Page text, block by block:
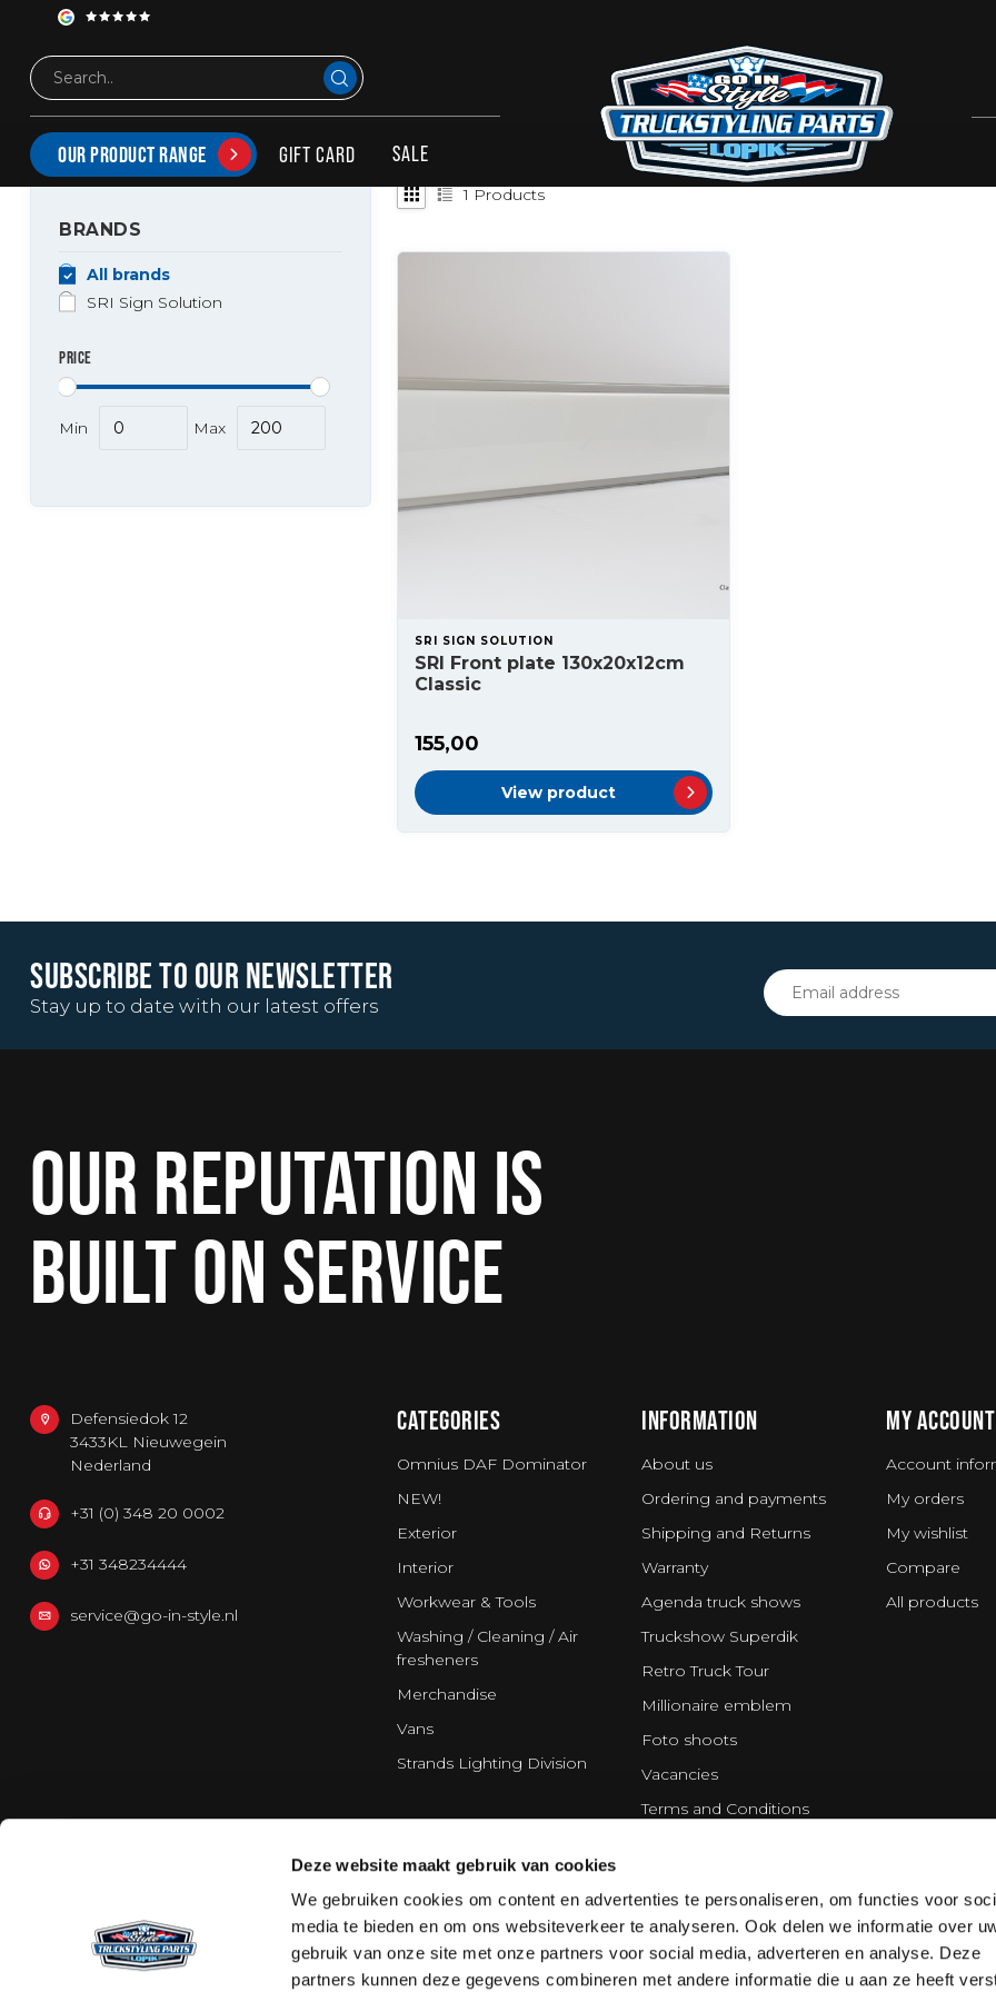
Deze website maakt gebruik van cookies
We gebruiken cookies om content en advertenties te personaliseren, om functies voor
media te bieden en om ons websiteverkeer te analyseren. Ook delen we informatie over
gebruik van onze site met onze partners voor social media, adverteren en analyse. Deze
partners kunnen deze gegevens combineren met andere informatie die u aan ze heeft
OUR PRODUCT RANGE GIFT CARD SALE
PRODUCTS TAGGED WITH 130X20 FRONTPLATE
BRANDS
All brands
SRI Sign Solution
PRICE
Min Max
1 Products
SRI SIGN SOLUTION
SRI Front plate 130x20x12cm
Classic
155,00
View product
SUBSCRIBE TO OUR NEWSLETTER
Stay up to date with our latest offers
OUR REPUTATION IS
BUILT ON SERVICE
Defensiedok 12
3433KL Nieuwegein
Nederland
+31 (0) 348 20 0002
+31 348234444
service@go-in-style.nl
CATEGORIES
Omnius DAF Dominator
NEW!
Exterior
Interior
Workwear & Tools
Washing / Cleaning / Air
fresheners
Merchandise
Vans
Strands Lighting Division
INFORMATION
About us
Ordering and payments
Shipping and Returns
Warranty
Agenda truck shows
Truckshow Superdik
Retro Truck Tour
Millionaire emblem
Foto shoots
Vacancies
Terms and Conditions
Cookie policy
Partners
MY ACCOUNT
Account
My orders
My wishlist
Compare
All products